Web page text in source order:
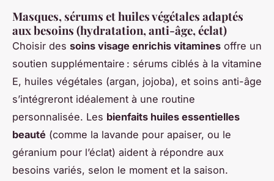
Masques, sérums et huiles végétales adaptés
aux besoins (hydratation, anti-âge, éclat)
Choisir des soins visage enrichis vitamines offre un
soutien supplémentaire : sérums ciblés à la vitamine
E, huiles végétales (argan, jojoba), et soins anti-âge
s’intégreront idéalement à une routine
personnalisée. Les bienfaits huiles essentielles
beauté (comme la lavande pour apaiser, ou le
géranium pour l’éclat) aident à répondre aux
besoins variés, selon le moment et la saison.